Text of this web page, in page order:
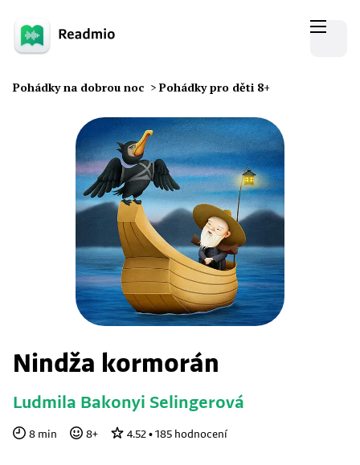
Pohádky na dobrou noc > Pohádky pro děti 8+
Nindža kormorán
Ludmila Bakonyi Selingerová
8 min 8+ 4.52 • 185 hodnocení